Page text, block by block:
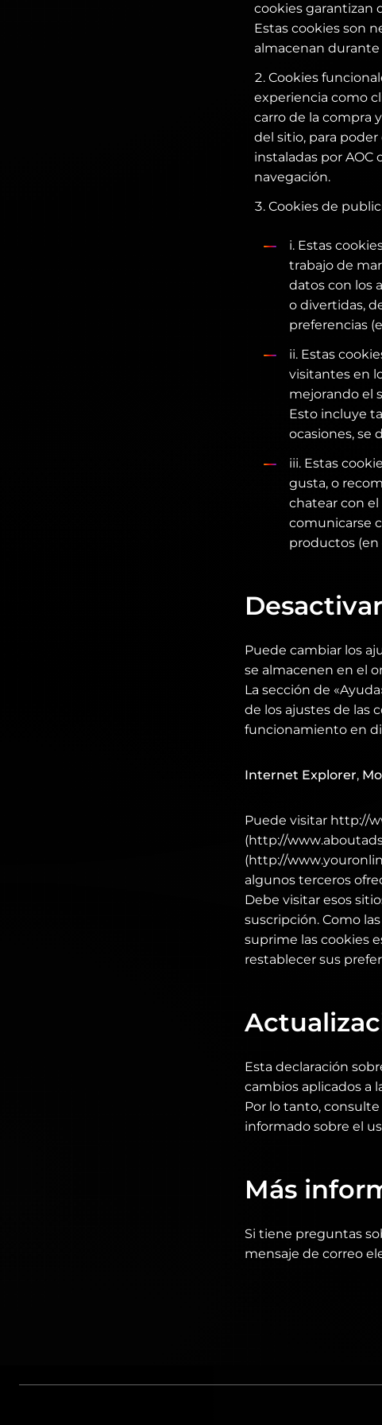
cookies garantizan
Estas cookies son
almacenan durante
Cookies
experiencia como
carro de la compra
del sitio, para
instaladas por
navegación.
Cookies de
i. Estas
trabajo de
datos con los
o divertidas,
preferencias
ii. Estas
visitantes en
mejorando el
Esto incluye
ocasiones, se
iii. Estas
gusta, o
chatear con
comunicarse
productos (en
Puede cambiar los
se almacenen en el
La sección de
de los ajustes de las
funcionamiento en
Internet Explorer,
Puede visitar http://
(http://
(http://
algunos terceros
Debe visitar esos
suscripción. Como
suprime las cookies
restablecer sus
Esta declaración
cambios aplicados a
Por lo tanto,
informado sobre el
Más
Si tiene preguntas
mensaje de correo